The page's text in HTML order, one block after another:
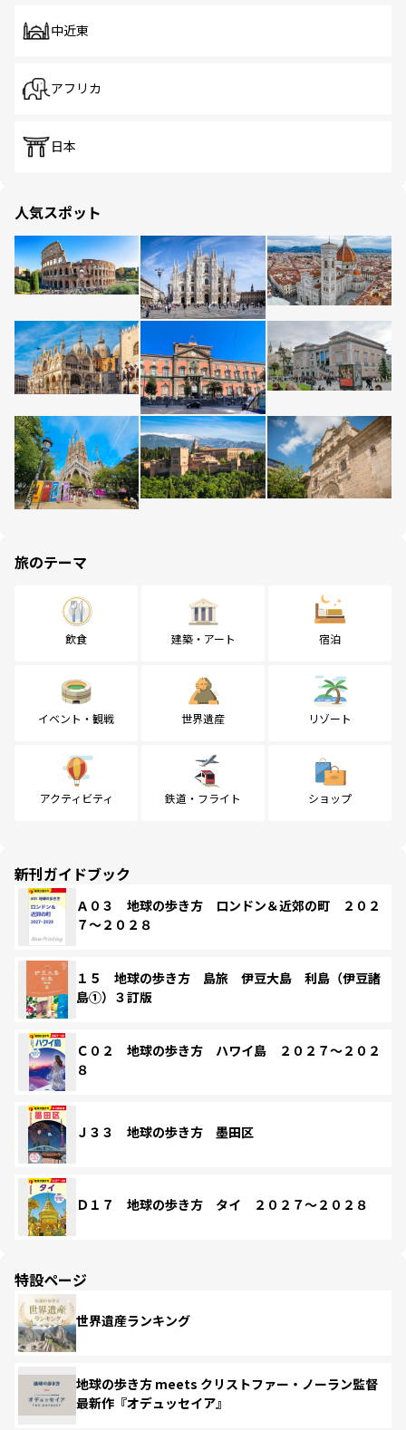
中近東
アフリカ
日本
人気スポット
旅のテーマ
飲食 建築・アート 宿泊
イベント・観戦 世界遺産 リゾート
アクティビティ 鉄道・フライト ショップ
新刊ガイドブック
Ａ０３ 地球の歩き方 ロンドン＆近郊の町 ２０２
７～２０２８
１５ 地球の歩き方 島旅 伊豆大島 利島（伊豆諸
島①）３訂版
Ｃ０２ 地球の歩き方 ハワイ島 ２０２７～２０２
８
Ｊ３３ 地球の歩き方 墨田区
Ｄ１７ 地球の歩き方 タイ ２０２７～２０２８
特設ページ
世界遺産ランキング
地球の歩き方 meets クリストファー・ノーラン監督
最新作『オデュッセイア』